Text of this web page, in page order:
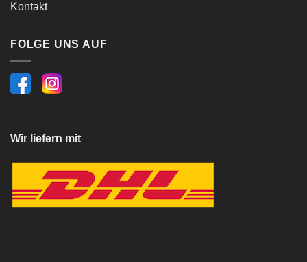
Kontakt
FOLGE UNS AUF
Wir liefern mit